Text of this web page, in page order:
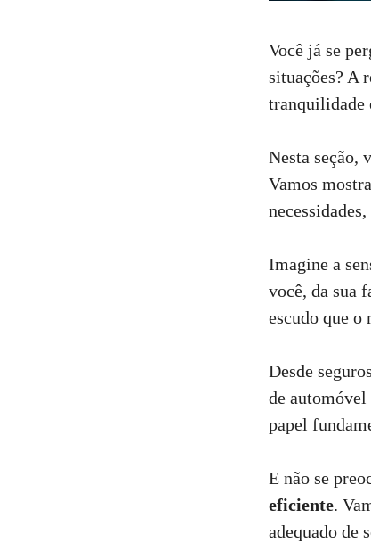
Você já se
situações? A
tranquilidade
Nesta seção,
Vamos
Imagine a
você, da sua
escudo que o
Desde
de automóvel
papel
E não se
eficiente.
adequado de